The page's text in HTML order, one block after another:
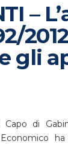
–
gli
di